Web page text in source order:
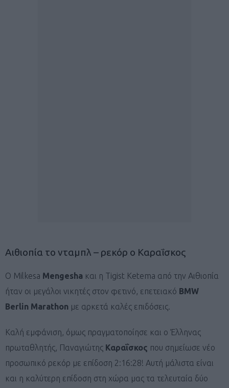
Αιθιοπία το νταμπλ – ρεκόρ ο Καραΐσκος
O Milkesa Mengesha και η Tigist Ketema από την Αιθιοπία
ήταν οι μεγάλοι νικητές στον φετινό, επετειακό BMW
Berlin Marathon με αρκετά καλές επιδόσεις.
Καλή εμφάνιση, όμως πραγματοποίησε και ο Έλληνας
πρωταθλητής, Παναγιώτης Καραΐσκος που σημείωσε νέο
προσωπικό ρεκόρ με επίδοση 2:16:28! Αυτή μάλιστα είναι
και η καλύτερη επίδοση στη χώρα μας τα τελευταία δύο